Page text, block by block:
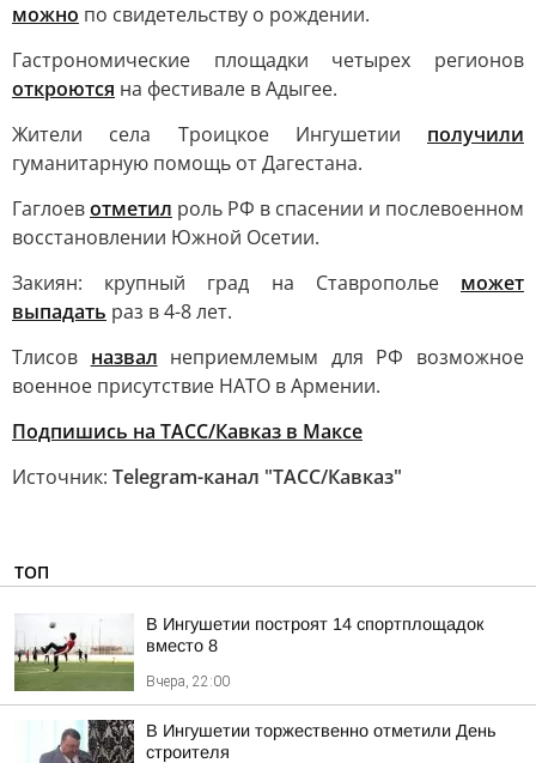
можно по свидетельству о рождении.
Гастрономические площадки четырех регионов
откроются на фестивале в Адыгее.
Жители села Троицкое Ингушетии получили
гуманитарную помощь от Дагестана.
Гаглоевотметил роль РФ в спасении и послевоенном
восстановлении Южной Осетии.
Закиян: крупный град на Ставрополье может
выпадать раз в 4-8 лет.
Тлисов назвал неприемлемым для РФ возможное
военное присутствие НАТО в Армении.
Подпишись на ТАСС/Кавказ в Максе
Источник: Telegram-канал "ТАСС/Кавказ"
ТОП
В Ингушетии построят 14 спортплощадок
вместо 8
Вчера, 22:00
В Ингушетии торжественно отметили День
строителя